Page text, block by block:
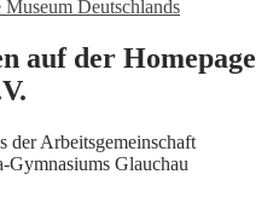
Museum Deutschlands
auf der Homepage
der Arbeitsgemeinschaft
Gymnasiums Glauchau